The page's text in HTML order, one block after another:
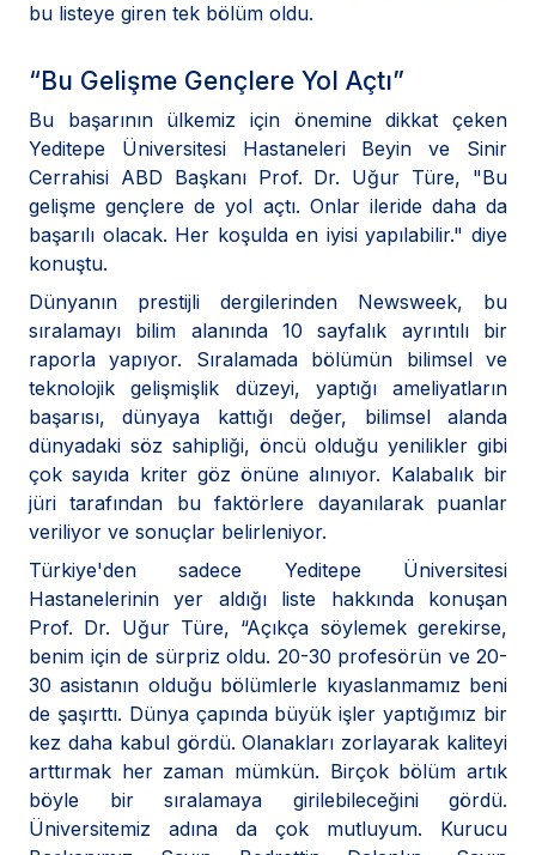
bu listeye giren tek bölüm oldu.
“Bu Gelişme Gençlere Yol Açtı”
Bu başarının ülkemiz için önemine dikkat çeken
Yeditepe Üniversitesi Hastaneleri Beyin ve Sinir
Cerrahisi ABD Başkanı Prof. Dr. Uğur Türe, "Bu
gelişme gençlere de yol açtı. Onlar ileride daha da
başarılı olacak. Her koşulda en iyisi yapılabilir." diye
konuştu.
Dünyanın prestijli dergilerinden Newsweek, bu
sıralamayı bilim alanında 10 sayfalık ayrıntılı bir
raporla yapıyor. Sıralamada bölümün bilimsel ve
teknolojik gelişmişlik düzeyi, yaptığı ameliyatların
başarısı, dünyaya kattığı değer, bilimsel alanda
dünyadaki söz sahipliği, öncü olduğu yenilikler gibi
çok sayıda kriter göz önüne alınıyor. Kalabalık bir
jüri tarafından bu faktörlere dayanılarak puanlar
veriliyor ve sonuçlar belirleniyor.
Türkiye'den sadece Yeditepe Üniversitesi
Hastanelerinin yer aldığı liste hakkında konuşan
Prof. Dr. Uğur Türe, “Açıkça söylemek gerekirse,
benim için de sürpriz oldu. 20-30 profesörün ve 20-
30 asistanın olduğu bölümlerle kıyaslanmamız beni
de şaşırttı. Dünya çapında büyük işler yaptığımız bir
kez daha kabul gördü. Olanakları zorlayarak kaliteyi
arttırmak her zaman mümkün. Birçok bölüm artık
böyle bir sıralamaya girilebileceğini gördü.
Üniversitemiz adına da çok mutluyum. Kurucu